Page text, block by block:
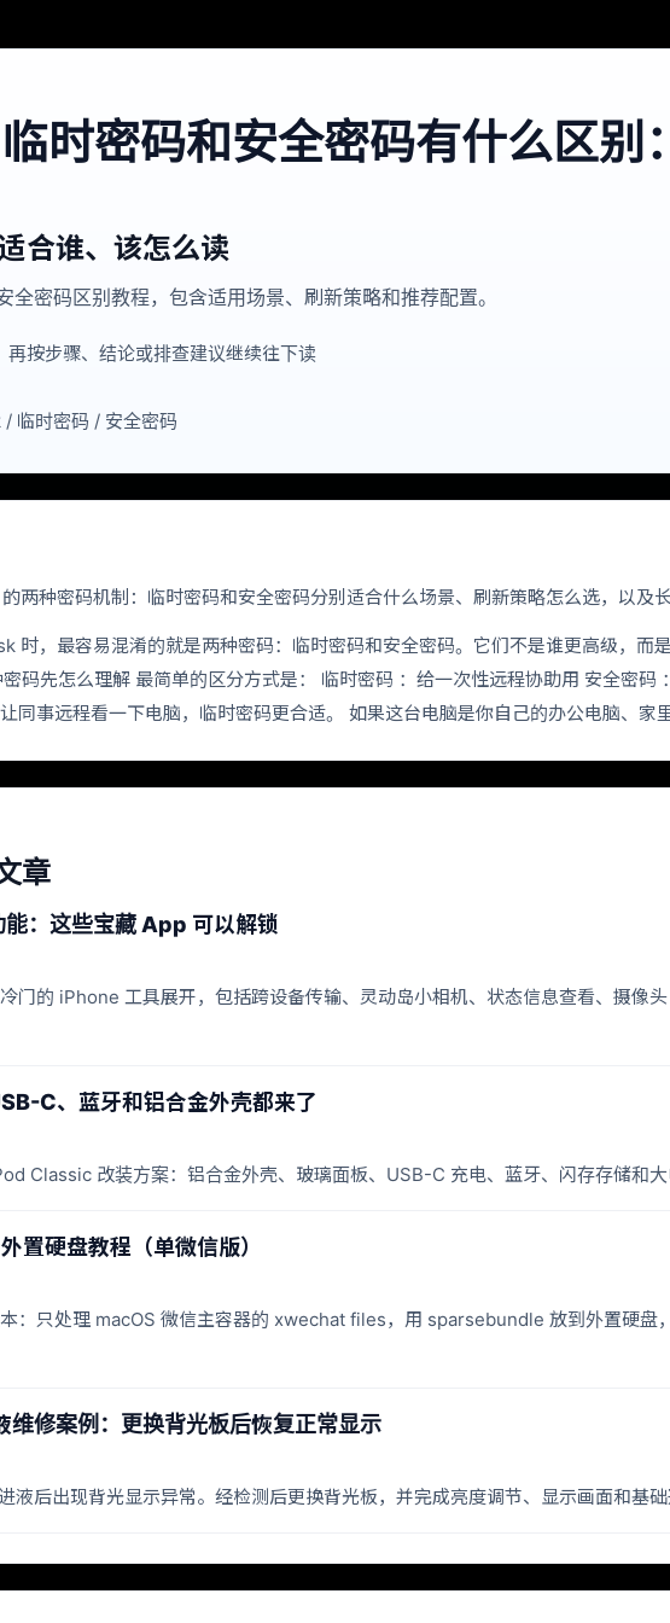
时密码和安全密码有什么区别
合谁、该怎么读
全密码区别教程，包含适用场景、刷新策略和推荐配置。
再按步骤、结论或排查建议继续往下读
临时密码 / 安全密码
两种密码机制：临时密码和安全密码分别适合什么场景、刷新策略怎么选，以及
时，最容易混淆的就是两种密码：临时密码和安全密码。它们不是谁更高级，而
码先怎么理解 最简单的区分方式是： 临时密码 ：给一次性远程协助用 安全密
同事远程看一下电脑，临时密码更合适。 如果这台电脑是你自己的办公电脑、
章
：这些宝藏 App 可以解锁
门的 iPhone 工具展开，包括跨设备传输、灵动岛小相机、状态信息查看、摄像
C、蓝牙和铝合金外壳都来了
Classic 改装方案：铝合金外壳、玻璃面板、USB-C 充电、蓝牙、闪存存储和
置硬盘教程（单微信版）
：只处理 macOS 微信主容器的 xwechat files，用 sparsebundle 放到外置硬盘
修案例：更换背光板后恢复正常显示
液后出现背光显示异常。经检测后更换背光板，并完成亮度调节、显示画面和基